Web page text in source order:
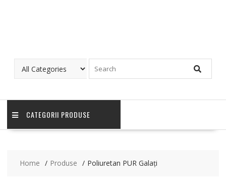
CATEGORII PRODUSE
Home Produse Poliuretan PUR Galați